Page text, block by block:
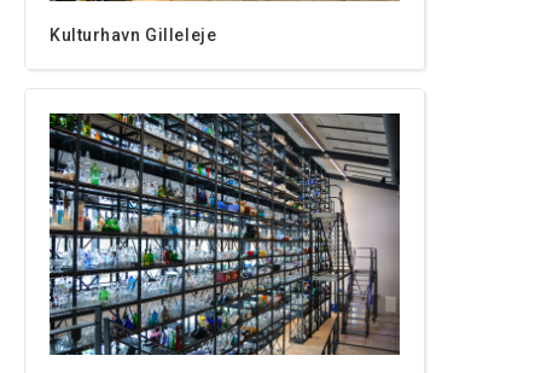
Kulturhavn Gilleleje